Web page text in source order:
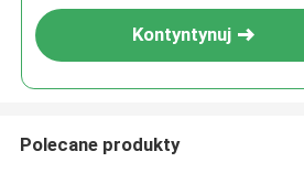
Kontyntynuj
Polecane produkty